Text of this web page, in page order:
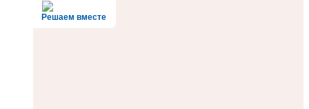
Решаем вместе